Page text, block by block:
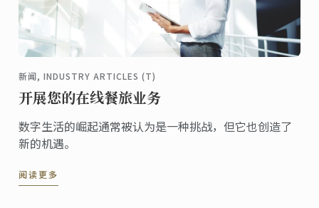
新闻, INDUSTRY ARTICLES (T)
开展您的在线餐旅业务
数字生活的崛起通常被认为是一种挑战，但它也创造了
新的机遇。
阅读更多